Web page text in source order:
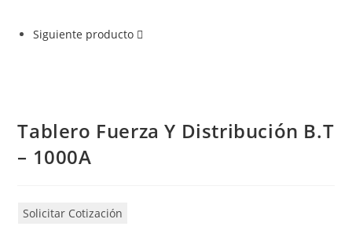
Siguiente producto
Tablero Fuerza Y Distribución B.T
– 1000A
Solicitar Cotización